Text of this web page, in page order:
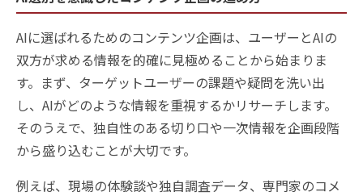
AIに選ばれるためのコンテンツ企画は、ユーザーとAIの
双方が求める情報を的確に見極めることから始まりま
す。まず、ターゲットユーザーの課題や疑問を洗い出
し、AIがどのような情報を重視するかリサーチします。
そのうえで、独自性のある切り口や一次情報を企画段階
から盛り込むことが大切です。
例えば、現場の体験談や独自調査データ、専門家のコメ